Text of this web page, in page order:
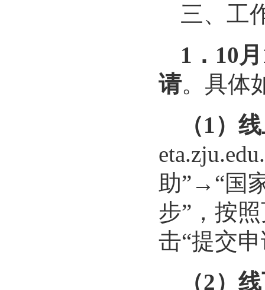
三、工
1 ． 10月
请。具体
（1）
助”→“国
步”，按
击“提交申
（2）